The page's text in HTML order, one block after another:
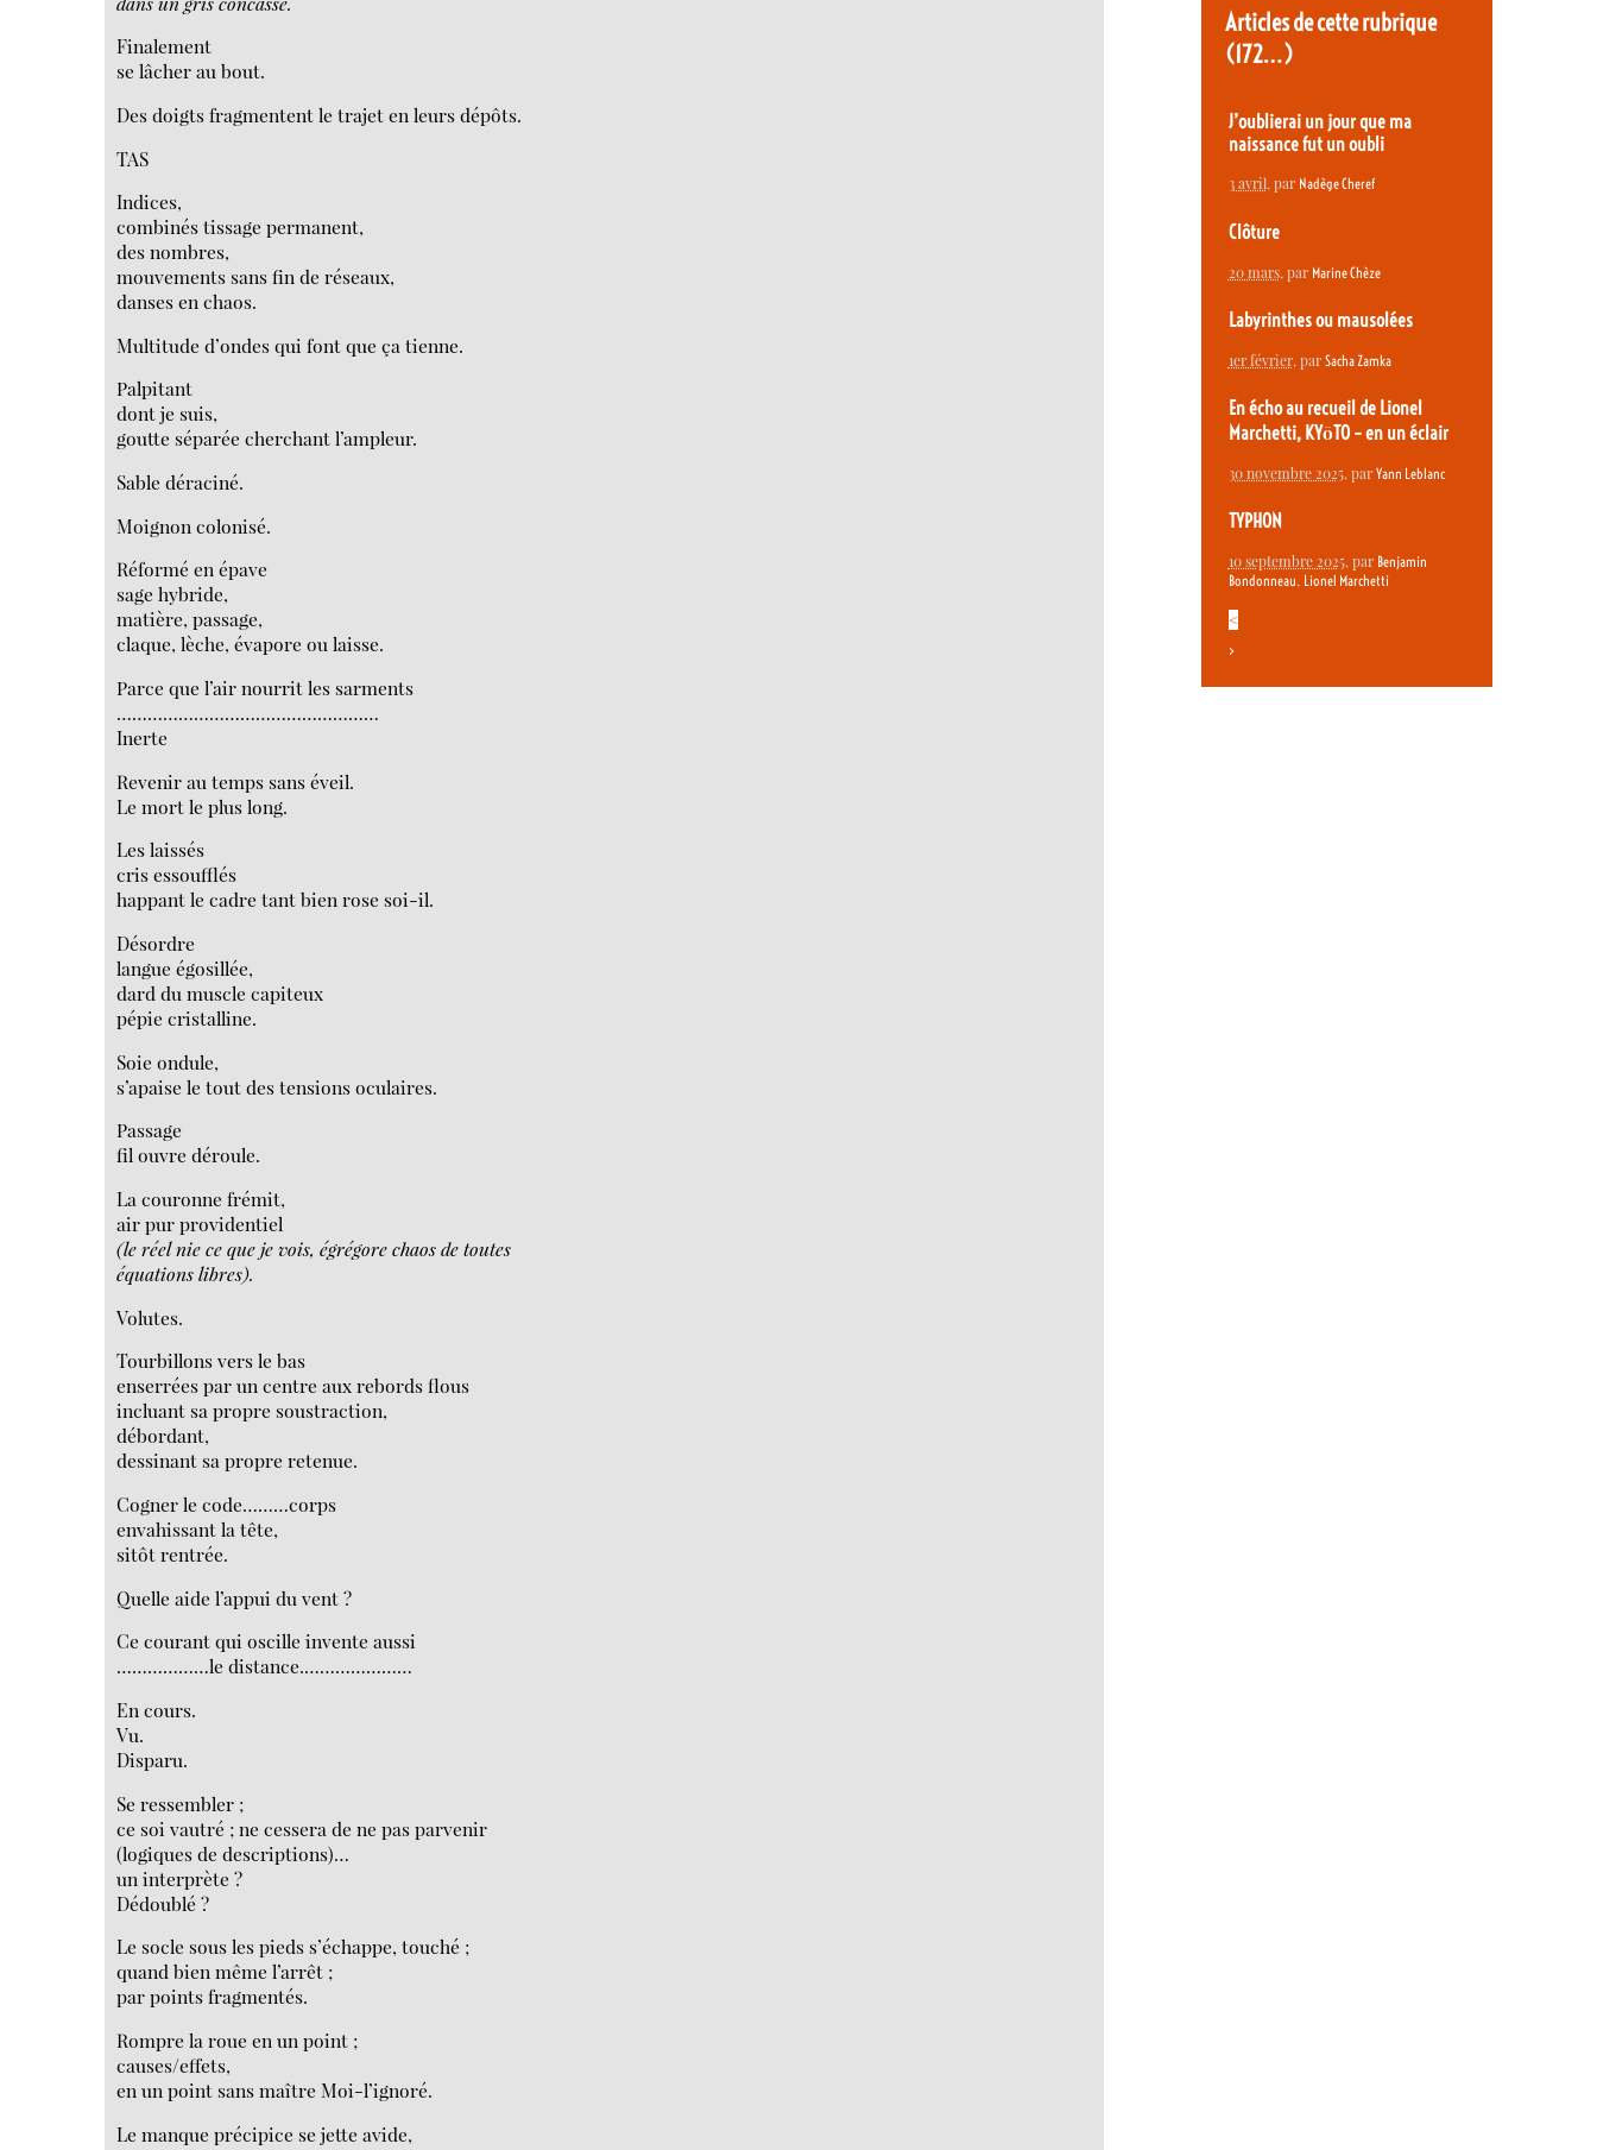
Finalement
se lâcher au bout.
Des doigts fragmentent le trajet en leurs dépôts.
TAS
Indices,
combinés tissage permanent,
des nombres,
mouvements sans fin de réseaux,
danses en chaos.
Multitude d’ondes qui font que ça tienne.
Palpitant
dont je suis,
goutte séparée cherchant l’ampleur.
Sable déraciné.
Moignon colonisé.
Réformé en épave
sage hybride,
matière, passage,
claque, lèche, évapore ou laisse.
Parce que l’air nourrit les sarments
……………………………………………
Inerte
Revenir au temps sans éveil.
Le mort le plus long.
Les laissés
cris essoufflés
happant le cadre tant bien rose soi-il.
Désordre
langue égosillée,
dard du muscle capiteux
pépie cristalline.
Soie ondule,
s’apaise le tout des tensions oculaires.
Passage
fil ouvre déroule.
La couronne frémit,
air pur providentiel
(le réel nie ce que je vois, égrégore chaos de toutes
équations libres).
Volutes.
Tourbillons vers le bas
enserrées par un centre aux rebords flous
incluant sa propre soustraction,
débordant,
dessinant sa propre retenue.
Cogner le code………corps
envahissant la tête,
sitôt rentrée.
Quelle aide l’appui du vent ?
Ce courant qui oscille invente aussi
………………le distance.…………………
En cours.
Vu.
Disparu.
Se ressembler ;
ce soi vautré ; ne cessera de ne pas parvenir
(logiques de descriptions)…
un interprète ?
Dédoublé ?
Le socle sous les pieds s’échappe, touché ;
quand bien même l’arrêt ;
par points fragmentés.
Rompre la roue en un point ;
causes/effets,
en un point sans maître Moi-l’ignoré.
Le manque précipice se jette avide,
Articles de cette rubrique
(172…)
J’oublierai un jour que ma
naissance fut un oubli
3 avril, par Nadège Cheref
Clôture
20 mars, par Marine Chèze
Labyrinthes ou mausolées
1er février, par Sacha Zamka
En écho au recueil de Lionel
Marchetti, KYōTO – en un éclair
30 novembre 2025, par Yann Leblanc
TYPHON
10 septembre 2025, par Benjamin
Bondonneau, Lionel Marchetti
<
>